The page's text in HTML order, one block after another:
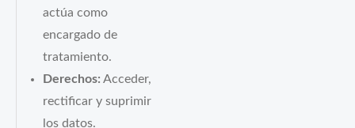
actúa como
encargado de
tratamiento.
Derechos: Acceder,
rectificar y suprimir
los datos.